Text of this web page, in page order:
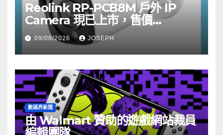
Reolink RP-PCB8M 戶外 IP
Camera 現已上市，售價
HK$722
09/08/2026 JOSEPH
數碼界新聞
由 Walmart 贊助的遊戲網站裁員